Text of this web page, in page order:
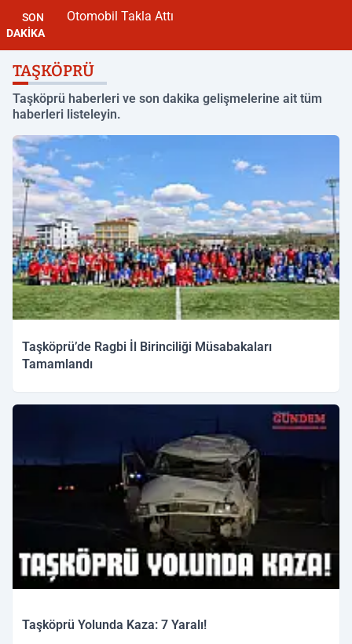
SON
DAKİKA
Otomobil Takla Attı
TAŞKÖPRÜ
Taşköprü haberleri ve son dakika gelişmelerine ait tüm
haberleri listeleyin.
Taşköprü’de Ragbi İl Birinciliği Müsabakaları
Tamamlandı
Taşköprü Yolunda Kaza: 7 Yaralı!